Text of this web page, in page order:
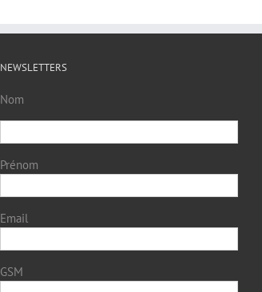
NEWSLETTERS
Nom
Prénom
Email
GSM